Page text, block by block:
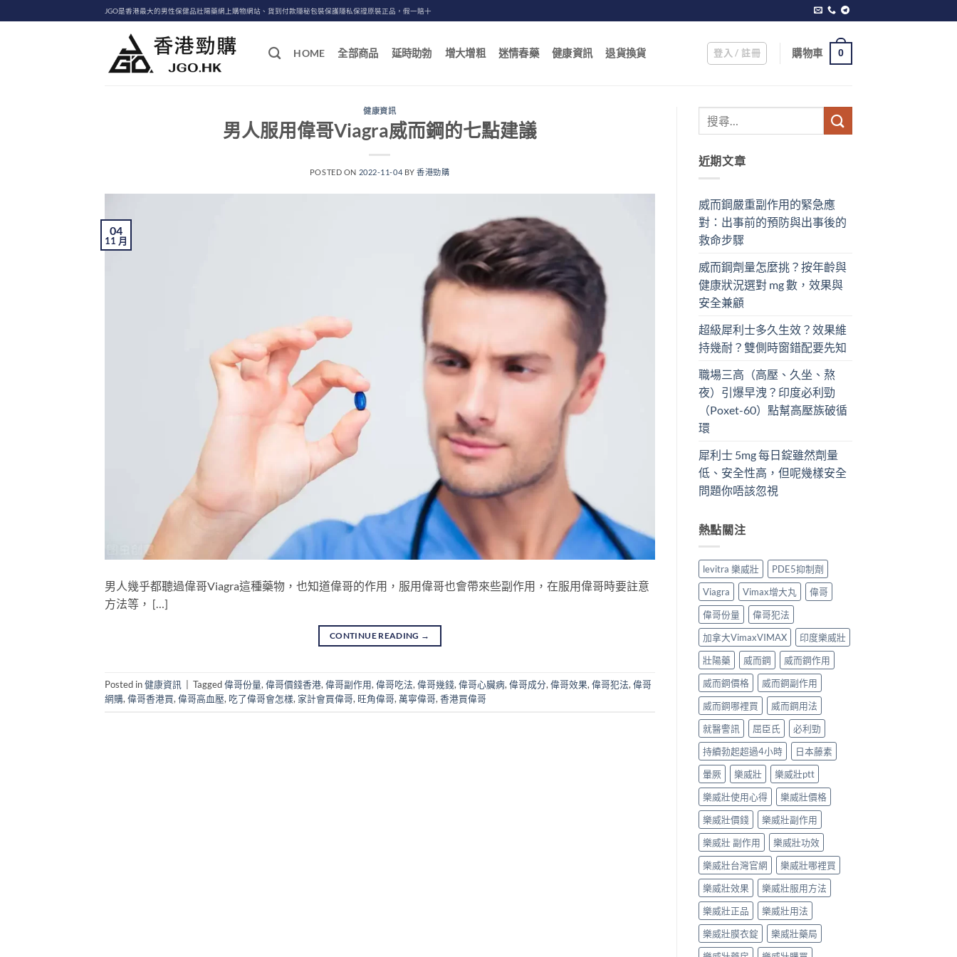
to
JGO是香港最大的男性保健品壯陽藥網上購物網站、貨到付款隱秘包裝保護隱私保證原裝正品，假一賠十
HOME 全部商品 延時助勃 增大增粗 迷情春藥 健康資訊 退貨換貨 登入 / 註冊 購物車 0
健康資訊
男人服用偉哥Viagra威而鋼的七點建議
POSTED ON 2022-11-04 BY香港勁購
04
11 月
男人幾乎都聽過偉哥Viagra這種藥物，也知道偉哥的作用，服用偉哥也會帶來些副作用，在服用偉哥時要註意
方法等， […]
CONTINUE READING →
Posted in健康資訊 Tagged偉哥份量,偉哥價錢香港,偉哥副作用,偉哥吃法,偉哥幾錢,偉哥心臟病,偉哥成分,偉哥效果,偉哥犯法,偉哥
網購,偉哥香港買,偉哥高血壓, 吃了偉哥會怎樣, 家計會買偉哥, 旺角偉哥,萬寧偉哥,香港買偉哥
近期文章
威而鋼嚴重副作用的緊急應
對：出事前的預防與出事後的
救命步驟
威而鋼劑量怎麼挑？按年齡與
健康狀況選對 mg 數，效果與
安全兼顧
超級犀利士多久生效？效果維
持幾耐？雙側時窗錯配要先知
職場三高（高壓、久坐、熬
夜）引爆早洩？印度必利勁
（Poxet-60）點幫高壓族破循
環
犀利士 5mg 每日錠雖然劑量
低、安全性高，但呢幾樣安全
問題你唔該忽視
熱點關注
levitra 樂威壯
PDE5抑制劑
Viagra
Vimax增大丸
偉哥
偉哥份量
偉哥犯法
加拿大VimaxVIMAX
印度樂威壯
壯陽藥
威而鋼
威而鋼作用
威而鋼價格
威而鋼副作用
威而鋼哪裡買
威而鋼用法
就醫警訊
屈臣氏
必利勁
持續勃起超過4小時
日本藤素
暈厥
樂威壯
樂威壯ptt
樂威壯使用心得
樂威壯價格
樂威壯價錢
樂威壯副作用
樂威壯 副作用
樂威壯功效
樂威壯台灣官網
樂威壯哪裡買
樂威壯效果
樂威壯服用方法
樂威壯正品
樂威壯用法
樂威壯膜衣錠
樂威壯藥局